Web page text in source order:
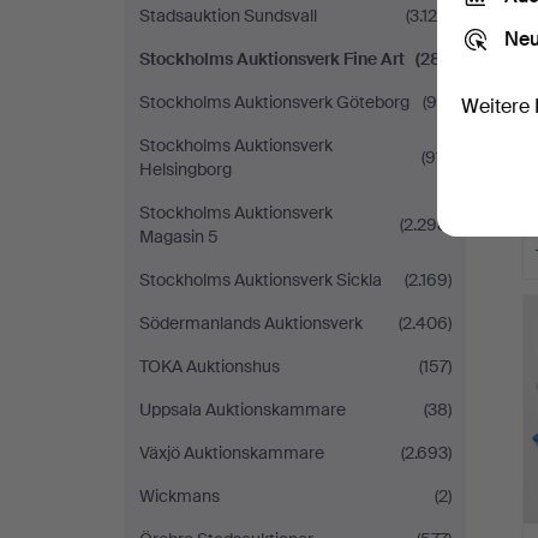
Stadsauktion Sundsvall
(3.129)
Stockholms Auktionsverk Fine Art (281)
Stockholms Auktionsverk Göteborg
(98)
Stockholms Auktionsverk
Helsingborg
(911)
Stockholms Auktionsverk
Magasin 5
(2.298)
Stockholms Auktionsverk Sickla
(2.169)
Södermanlands Auktionsverk
(2.406)
TOKA Auktionshus
(157)
Uppsala Auktionskammare
(38)
Växjö Auktionskammare
(2.693)
Wickmans
(2)
Weitere